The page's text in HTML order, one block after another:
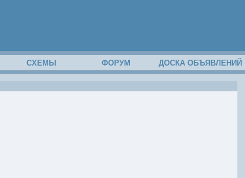
СХЕМЫ ФОРУМ ДОСКА ОБЪЯВЛЕНИЙ